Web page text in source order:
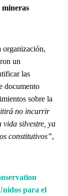
mineras
organización,
un
las
documento
sobre la
no incurrir
vida silvestre, ya
constitutivos”,
para el